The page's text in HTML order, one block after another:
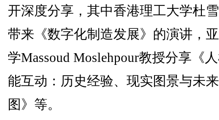
开深度分享，其中香港理工大学杜
带来《数字化制造发展》的演讲，
学Massoud Moslehpour教授分享《
能互动：历史经验、现实图景与未
图》等。